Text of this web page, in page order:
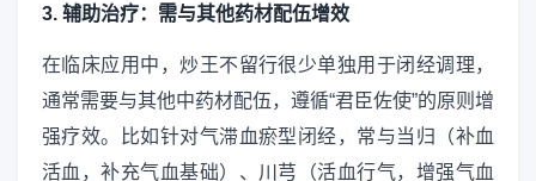
3. 辅助治疗：需与其他药材配伍增效
在临床应用中，炒王不留行很少单独用于闭经调理，
通常需要与其他中药材配伍，遵循“君臣佐使”的原则增
强疗效。比如针对气滞血瘀型闭经，常与当归（补血
活血，补充气血基础）、川芎（活血行气，增强气血